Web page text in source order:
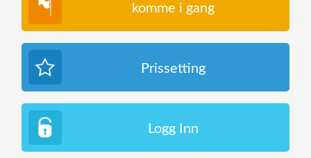
komme i gang
Prissetting
Logg Inn